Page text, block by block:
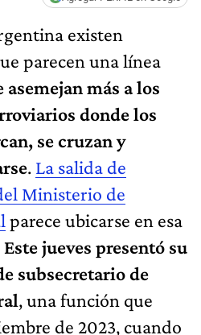
existen
parecen una línea
asemejan más a los
donde los
se cruzan y
. La salida de
Ministerio de
parece ubicarse en esa
Este jueves presentó su
subsecretario de
, una función que
de 2023, cuando